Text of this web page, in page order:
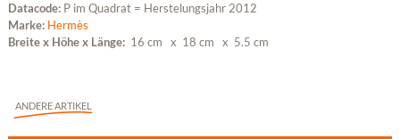
Datacode: P im Quadrat = Herstelungsjahr 2012
Marke: Hermès
Breite x Höhe x Länge: 16 cm x 18 cm x 5.5 cm
ANDERE ARTIKEL